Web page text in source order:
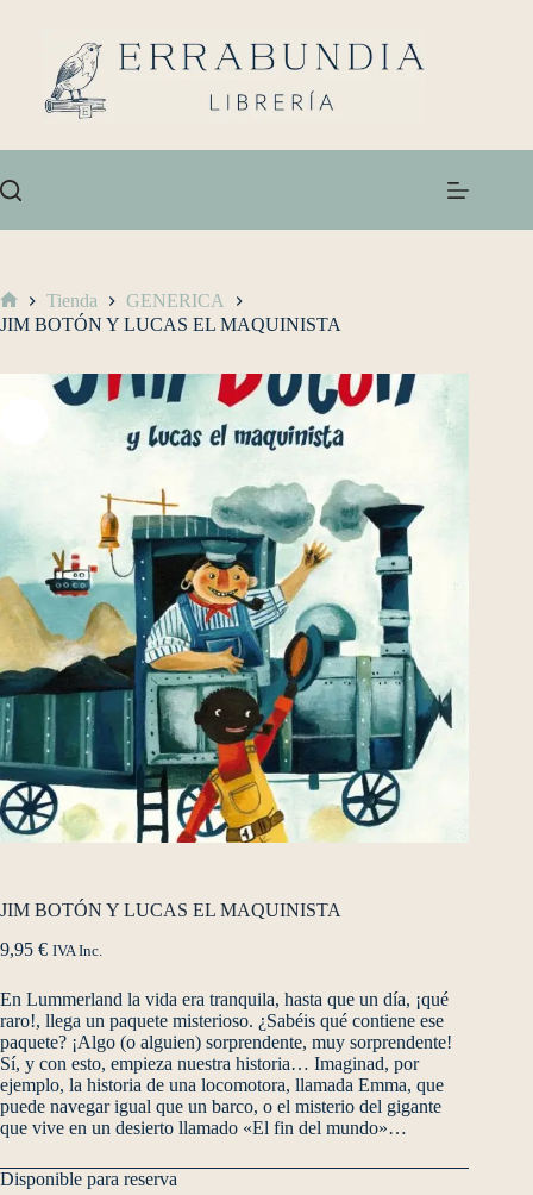
Tienda
GENERICA
JIM BOTÓN Y LUCAS EL MAQUINISTA
JIM BOTÓN Y LUCAS EL MAQUINISTA
9,95 € IVA Inc.
En Lummerland la vida era tranquila, hasta que un día, ¡qué
raro!, llega un paquete misterioso. ¿Sabéis qué contiene ese
paquete? ¡Algo (o alguien) sorprendente, muy sorprendente!
Sí, y con esto, empieza nuestra historia… Imaginad, por
ejemplo, la historia de una locomotora, llamada Emma, que
puede navegar igual que un barco, o el misterio del gigante
que vive en un desierto llamado «El fin del mundo»…
Disponible para reserva